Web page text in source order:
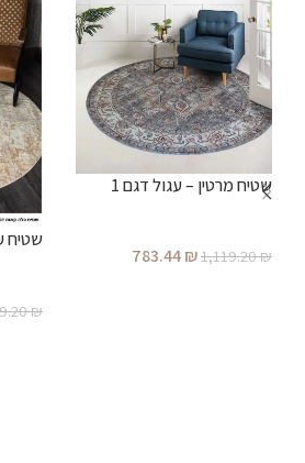
שטיח מרטין – עגול דגם 1
1,119.20₪
783.44₪
שטיח
₪